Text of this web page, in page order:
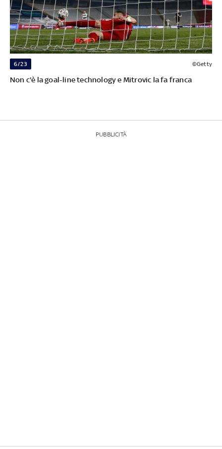
6/23 ©Getty
Non c'è la goal-line technology e Mitrovic la fa franca
PUBBLICITÀ